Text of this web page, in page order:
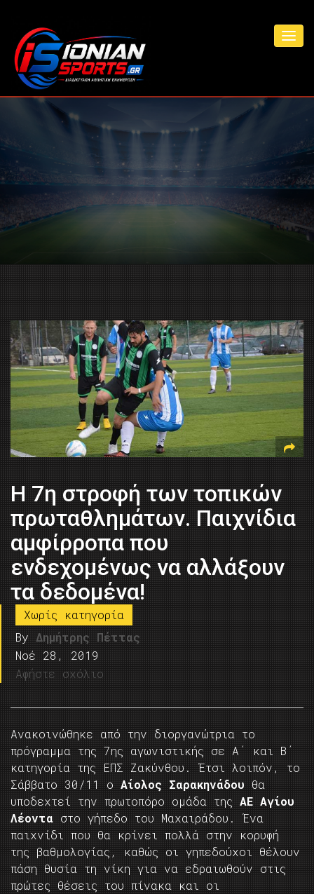
Η 7η στροφή των τοπικών
πρωταθλημάτων. Παιχνίδια
αμφίρροπα που
ενδεχομένως να αλλάξουν
τα δεδομένα!
Χωρίς κατηγορία
By Δημήτρης Πέττας
Νοέ 28, 2019
Αφήστε σχόλιο
Ανακοινώθηκε από την διοργανώτρια το
πρόγραμμα της 7ης αγωνιστικής σε Α΄ και Β΄
κατηγορία της ΕΠΣ Ζακύνθου. Έτσι λοιπόν, το
Σάββατο 30/11 ο Αίολος Σαρακηνάδου θα
υποδεχτεί την πρωτοπόρο ομάδα της ΑΕ Αγίου
Λέοντα στο γήπεδο του Μαχαιράδου. Ένα
παιχνίδι που θα κρίνει πολλά στην κορυφή
της βαθμολογίας, καθώς οι γηπεδούχοι θέλουν
πάση θυσία τη νίκη για να εδραιωθούν στις
πρώτες θέσεις του πίνακα και οι